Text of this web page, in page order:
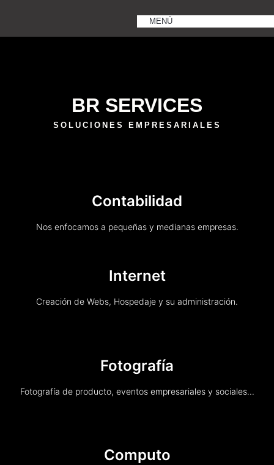
MENÚ
BR SERVICES
SOLUCIONES EMPRESARIALES
Contabilidad
Nos enfocamos a pequeñas y medianas empresas.
Internet
Creación de Webs, Hospedaje y su administración.
Fotografía
Fotografía de producto, eventos empresariales y sociales...
Computo